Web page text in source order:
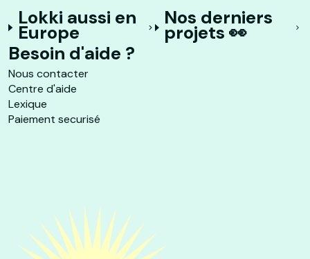
Lokki aussi en
Europe
Nos derniers
projets 👀
Besoin d'aide ?
Nous contacter
Centre d'aide
Lexique
Paiement securisé